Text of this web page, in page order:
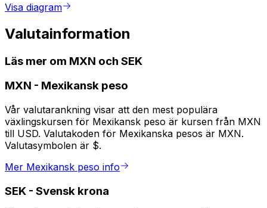
Visa diagram
Valutainformation
Läs mer om MXN och SEK
MXN - Mexikansk peso
Vår valutarankning visar att den mest populära
växlingskursen för Mexikansk peso är kursen från MXN
till USD. Valutakoden för Mexikanska pesos är MXN.
Valutasymbolen är $.
Mer Mexikansk peso info
SEK - Svensk krona